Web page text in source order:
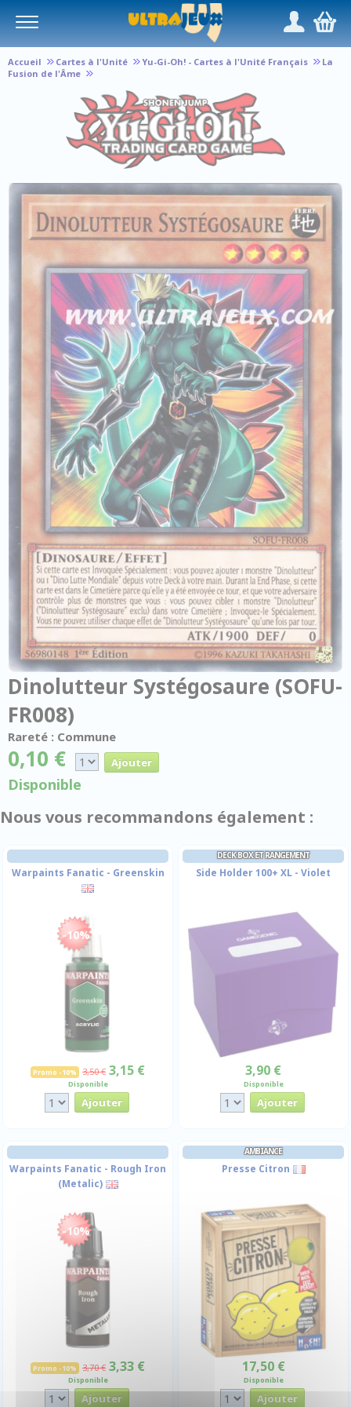
/,
Accueil Cartes à l'Unité Yu-Gi-Oh! - Cartes à l'Unité Français
La
Fusion de l'Âme
Dinolutteur Systégosaure (SOFU-
FR008)
Rareté : Commune
0,10 €
Disponible
Nous vous recommandons également :
Warpaints Fanatic - Greenskin
-10%
Promo -10% 3,50 € 3,15 €
Disponible
DECK BOX ET RANGEMENT
Side Holder 100+ XL - Violet
3,90 €
Disponible
Warpaints Fanatic - Rough Iron
(Metalic)
-10%
Promo -10% 3,70 € 3,33 €
Disponible
AMBIANCE
Presse Citron
17,50 €
Disponible